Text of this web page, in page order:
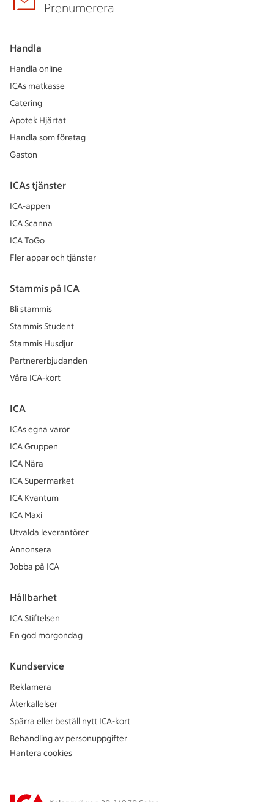
Prenumerera
Handla
Handla online
ICAs matkasse
Catering
Apotek Hjärtat
Handla som företag
Gaston
ICAs tjänster
ICA-appen
ICA Scanna
ICA ToGo
Fler appar och tjänster
Stammis på ICA
Bli stammis
Stammis Student
Stammis Husdjur
Partnererbjudanden
Våra ICA-kort
ICA
ICAs egna varor
ICA Gruppen
ICA Nära
ICA Supermarket
ICA Kvantum
ICA Maxi
Utvalda leverantörer
Annonsera
Jobba på ICA
Hållbarhet
ICA Stiftelsen
En god morgondag
Kundservice
Reklamera
Återkallelser
Spärra eller beställ nytt ICA-kort
Behandling av personuppgifter
Hantera cookies